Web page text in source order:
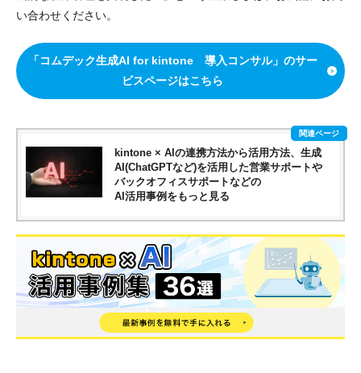
い合わせください。
「コムデック生成AI for kintone 導入コンサル」のサー
ビスページはこちら
kintone × AIの連携方法から活用方法、生成
AI(ChatGPTなど)を活用した営業サポートや
バックオフィスサポートなどの
AI活用事例をもっと見る